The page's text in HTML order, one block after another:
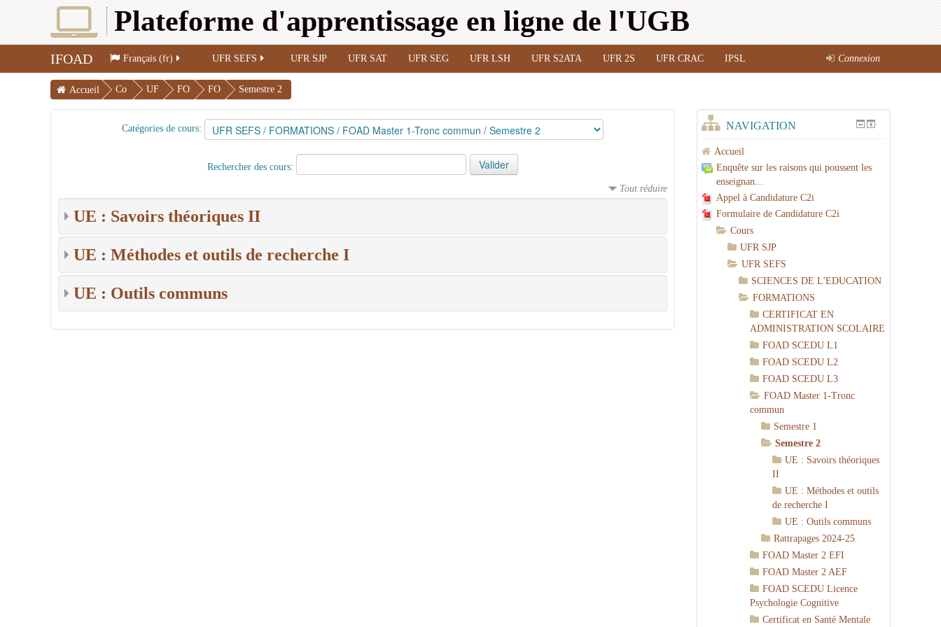
Plateforme d'apprentissage en ligne de l'UGB
IFOAD Connexion
Français (fr) UFR SEFS UFR SJP UFR SAT UFR SEG UFR LSH UFR S2ATA UFR 2S UFR CRAC IPSL
Accueil
Co
urs
UF
R
SE
FO
R
M
FO
AD
Ma
1-
co
Semestre 2
Catégories de cours:
Rechercher des cours:
Tout réduire
UE : Savoirs théoriques II
UE : Méthodes et outils de recherche I
UE : Outils communs
NAVIGATION
Accueil
Enquête sur les raisons qui poussent les
enseignan...
Appel à Candidature C2i
Formulaire de Candidature C2i
Cours
UFR SJP
UFR SEFS
SCIENCES DE L'EDUCATION
FORMATIONS
CERTIFICAT EN
ADMINISTRATION SCOLAIRE
FOAD SCEDU L1
FOAD SCEDU L2
FOAD SCEDU L3
FOAD Master 1-Tronc
commun
Semestre 1
Semestre 2
UE : Savoirs théoriques
II
UE : Méthodes et outils
de recherche I
UE : Outils communs
Rattrapages 2024-25
FOAD Master 2 EFI
FOAD Master 2 AEF
FOAD SCEDU Licence
Psychologie Cognitive
Certificat en Santé Mentale